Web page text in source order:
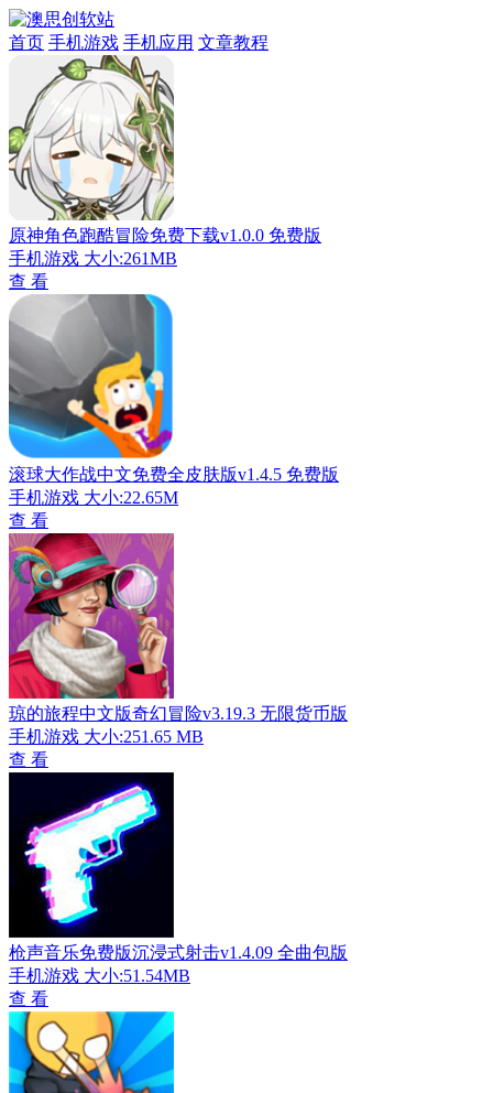
首页 手机游戏 手机应用 文章教程
原神角色跑酷冒险免费下载v1.0.0 免费版
手机游戏 大小:261MB
查 看
滚球大作战中文免费全皮肤版v1.4.5 免费版
手机游戏 大小:22.65M
查 看
琼的旅程中文版奇幻冒险v3.19.3 无限货币版
手机游戏 大小:251.65 MB
查 看
枪声音乐免费版沉浸式射击v1.4.09 全曲包版
手机游戏 大小:51.54MB
查 看